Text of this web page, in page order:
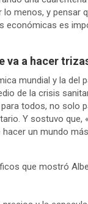
lo menos, y pensar
económicas es
va a hacer
mundial y la del
de la crisis
todos, no solo
Y sostuvo que,
hacer un mundo